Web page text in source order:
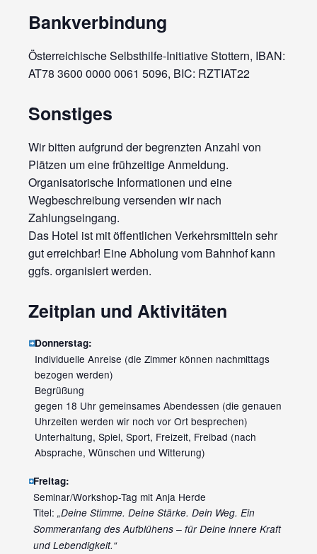
Bankverbindung
Österreichische Selbsthilfe-Initiative Stottern, IBAN:
AT78 3600 0000 0061 5096, BIC: RZTIAT22
Sonstiges
Wir bitten aufgrund der begrenzten Anzahl von
Plätzen um eine frühzeitige Anmeldung.
Organisatorische Informationen und eine
Wegbeschreibung versenden wir nach
Zahlungseingang.
Das Hotel ist mit öffentlichen Verkehrsmitteln sehr
gut erreichbar! Eine Abholung vom Bahnhof kann
ggfs. organisiert werden.
Zeitplan und Aktivitäten
Donnerstag:
Individuelle Anreise (die Zimmer können nachmittags
bezogen werden)
Begrüßung
gegen 18 Uhr gemeinsames Abendessen (die genauen
Uhrzeiten werden wir noch vor Ort besprechen)
Unterhaltung, Spiel, Sport, Freizeit, Freibad (nach
Absprache, Wünschen und Witterung)
Freitag:
Seminar/Workshop-Tag mit Anja Herde
Titel:„Deine Stimme. Deine Stärke. Dein Weg. Ein
Sommeranfang des Aufblühens – für Deine innere Kraft
und Lebendigkeit.“